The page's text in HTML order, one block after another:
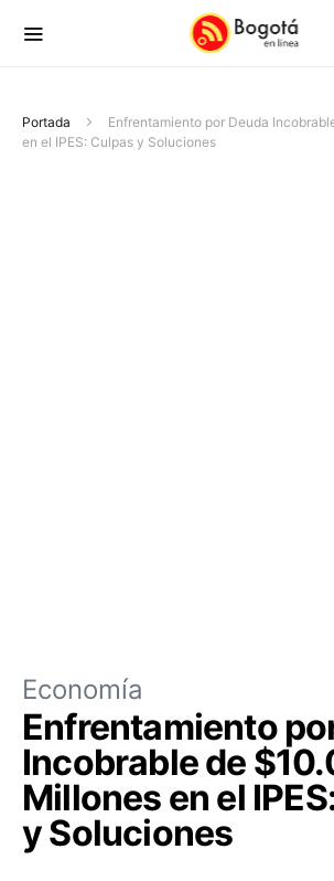
Portada
Enfrentamiento por Deuda
en el IPES: Culpas y Soluciones
Economía
Enfrentamiento
Incobrable de
Millones en el
y Soluciones